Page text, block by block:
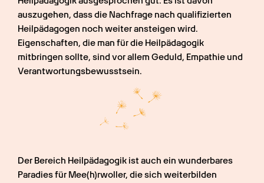
auszugehen, dass die Nachfrage nach qualifizierten
Heilpädagogen noch weiter ansteigen wird.
Eigenschaften, die man für die Heilpädagogik
mitbringen sollte, sind vor allem Geduld, Empathie und
Verantwortungsbewusstsein.
Der Bereich Heilpädagogik ist auch ein wunderbares
Paradies für Mee(h)rwoller, die sich weiterbilden